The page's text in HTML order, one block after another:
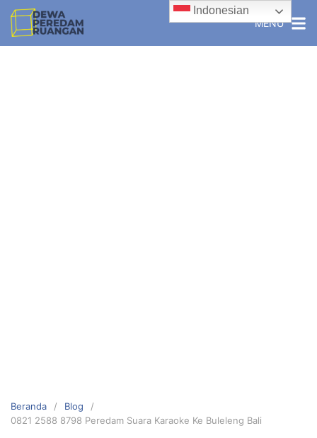
MENU
Beranda
Blog
0821 2588 8798 Peredam Suara Karaoke Ke Buleleng Bali
Indonesian